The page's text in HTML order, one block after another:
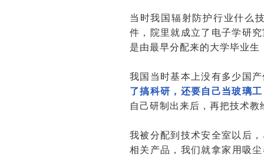
当时我国辐射防护行业什么
件，院里就成立了电子学研
是由最早分配来的大学毕业
我国当时基本上没有多少国
了搞科研，还要自己当玻璃
自己研制出来后，再把技术教
我被分配到技术安全室以后
相关产品，我们就拿家用吸